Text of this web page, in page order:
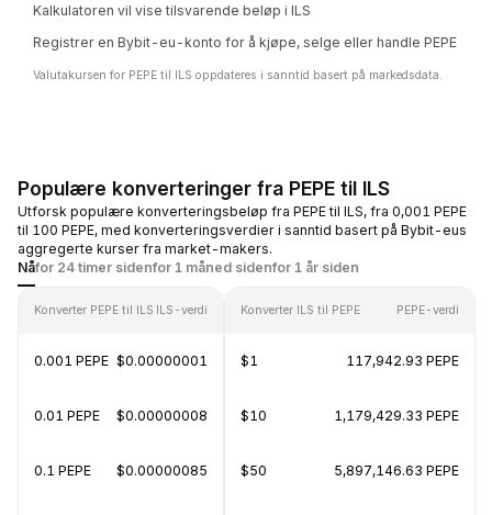
Kalkulatoren vil vise tilsvarende beløp i ILS
Registrer en Bybit-eu-konto for å kjøpe, selge eller handle PEPE
Valutakursen for PEPE til ILS oppdateres i sanntid basert på markedsdata.
Populære konverteringer fra PEPE til ILS
Utforsk populære konverteringsbeløp fra PEPE til ILS, fra 0,001 PEPE
til 100 PEPE, med konverteringsverdier i sanntid basert på Bybit-eus
aggregerte kurser fra market-makers.
Nåfor 24 timer sidenfor 1 måned sidenfor 1 år siden
Konverter PEPE til ILS ILS-verdi
0.001 PEPE $0.00000001
0.01 PEPE $0.00000008
0.1 PEPE $0.00000085
Konverter ILS til PEPE PEPE-verdi
$1 117,942.93 PEPE
$10 1,179,429.33 PEPE
$50 5,897,146.63 PEPE